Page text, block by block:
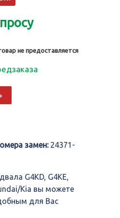
не предоставляется
замен:24371-
G4KD, G4KE,
Kia вы можете
для Вас